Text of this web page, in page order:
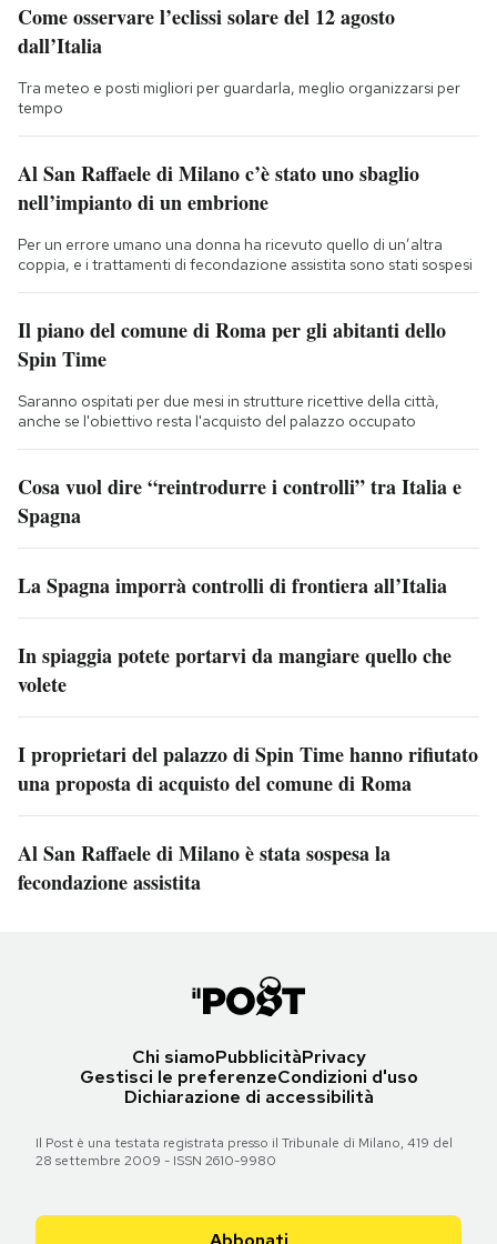
Come osservare l’eclissi solare del 12 agosto
dall’Italia
Tra meteo e posti migliori per guardarla, meglio organizzarsi per
tempo
Al San Raffaele di Milano c’è stato uno sbaglio
nell’impianto di un embrione
Per un errore umano una donna ha ricevuto quello di un’altra
coppia, e i trattamenti di fecondazione assistita sono stati sospesi
Il piano del comune di Roma per gli abitanti dello
Spin Time
Saranno ospitati per due mesi in strutture ricettive della città,
anche se l'obiettivo resta l'acquisto del palazzo occupato
Cosa vuol dire “reintrodurre i controlli” tra Italia e
Spagna
La Spagna imporrà controlli di frontiera all’Italia
In spiaggia potete portarvi da mangiare quello che
volete
I proprietari del palazzo di Spin Time hanno rifiutato
una proposta di acquisto del comune di Roma
Al San Raffaele di Milano è stata sospesa la
fecondazione assistita
Chi siamoPubblicitàPrivacy
Gestisci le preferenzeCondizioni d'uso
Dichiarazione di accessibilità
Il Post è una testata registrata presso il Tribunale di Milano, 419 del
28 settembre 2009 - ISSN 2610-9980